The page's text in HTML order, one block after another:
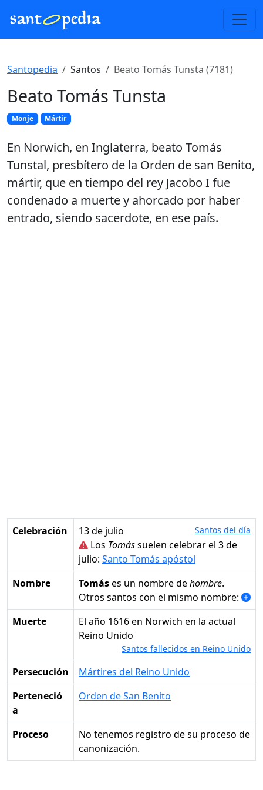
Santopedia Santos Beato Tomás Tunsta (7181)
Beato Tomás Tunsta
Monje Mártir
En Norwich, en Inglaterra, beato Tomás
Tunstal, presbítero de la Orden de san Benito,
mártir, que en tiempo del rey Jacobo I fue
condenado a muerte y ahorcado por haber
entrado, siendo sacerdote, en ese país.
Celebración 13 de julio Santos del día
Los Tomássuelen celebrar el 3 de
julio: Santo Tomás apóstol
Nombre
Tomáses un nombre dehombre.
Otros santos con el mismo nombre:
Muerte
el año 1616 en Norwich en la actual
Reino Unido
Santos fallecidos en Reino Unido
Persecución
Mártires del Reino Unido
Perteneció
a
Orden de San Benito
Proceso
No tenemos registro de su proceso de
canonización.